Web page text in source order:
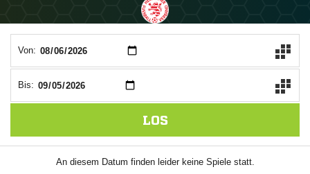
Von:
Bis:
LOS
An diesem Datum finden leider keine Spiele statt.